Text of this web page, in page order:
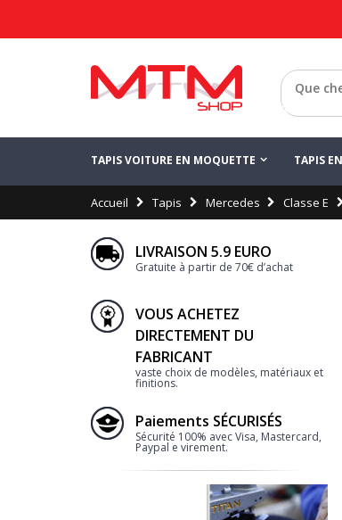
Retour
TAPIS VOITURE EN MOQUETTE TAPIS
Accueil Tapis Mercedes Classe E
LIVRAISON 5.9 EURO
Gratuite à partir de 70€ d’achat
VOUS ACHETEZ
DIRECTEMENT DU
FABRICANT
vaste choix de modèles, matériaux et
finitions.
Paiements SÉCURISÉS
Sécurité 100% avec Visa, Mastercard,
Paypal e virement.